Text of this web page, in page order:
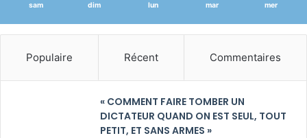
sam dim lun mar mer
Populaire Récent Commentaires
« COMMENT FAIRE TOMBER UN
DICTATEUR QUAND ON EST SEUL, TOUT
PETIT, ET SANS ARMES »